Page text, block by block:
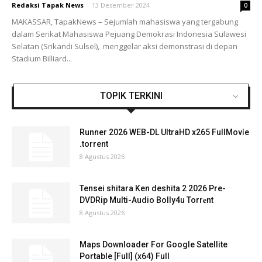
Redaksi Tapak News - 13 Desember 2024 0
MAKASSAR, TapakNews – Sejumlah mahasiswa yang tergabung
dalam Serikat Mahasiswa Pejuang Demokrasi Indonesia Sulawesi
Selatan (Srikandi Sulsel), menggelar aksi demonstrasi di depan
Stadium Billiard...
TOPIK TERKINI
Runner 2026 WEB-DL UltraHD x265 FullMov𝗂e
.torrent
8 Agustus 2026
Tensei shitara Ken deshita 2 2026 Pre-
DVDRip Multi-Audio Bolly4u Torr𝐞nt
8 Agustus 2026
Maps Downloader For Google Satellite
Portable [Full] (x64) Full